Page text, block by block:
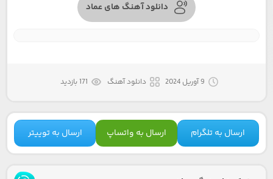
دانلود آهنگ های عماد
9 آوریل 2024 دانلود آهنگ 171 بازدید
ارسال به تلگرام ارسال به واتساپ ارسال به توییتر